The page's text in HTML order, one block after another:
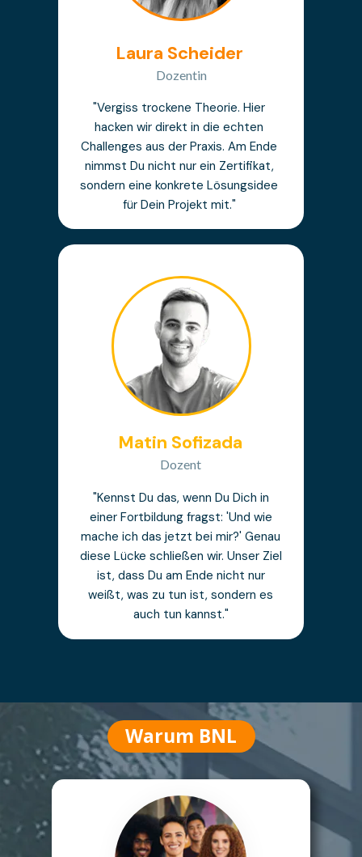
"Vergiss trockene Theorie. Hier
hacken wir direkt in die echten
Challenges aus der Praxis. Am Ende
nimmst Du nicht nur ein Zertifikat,
sondern eine konkrete Lösungsidee
für Dein Projekt mit."
Laura Scheider
"Kennst Du das, wenn Du Dich in
einer Fortbildung fragst: 'Und wie
mache ich das jetzt bei mir?' Genau
diese Lücke schließen wir. Unser Ziel
ist, dass Du am Ende nicht nur
weißt, was zu tun ist, sondern es
auch tun kannst."
Matin Sofizada
Dozentin
Dozent
Warum BNL